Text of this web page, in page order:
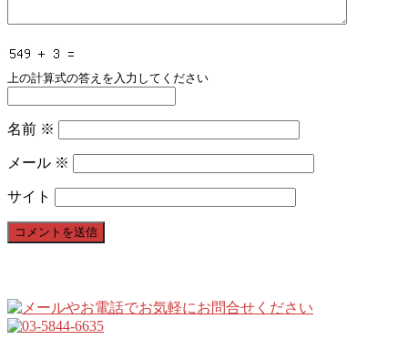
上の計算式の答えを入力してください
名前 ※
メール ※
サイト